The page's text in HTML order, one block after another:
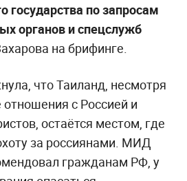
государства по запросам
органов и спецслужб
на брифинге.
что Таиланд, несмотря
с Россией и
остаётся местом, где
за россиянами. МИД
гражданам РФ, у